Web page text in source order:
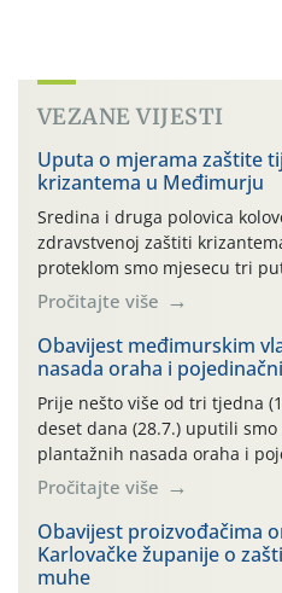
VEZANE VIJESTI
Uputa o mjerama zaštite
krizantema u Međimurju
Sredina i druga polovica
zdravstvenoj zaštiti
proteklom smo mjesecu tri
preventivnim mjerama zaštite
uzročnika bolesti, štetnika i
06.7.)! Na početku ovog
povijesno i ekstremno vruće
najviše temperature […]
Pročitajte više
Obavijest međimurskim
nasada oraha i
Prije nešto više od tri tjedna
deset dana (28.7.) uputili
plantažnih nasada oraha i
leta i ovogodišnjoj potrebi
orahove muhe (Rhagoletis
traje drugi ovogodišnji
izražen zadnja šest dana
temperature zraka
Pročitajte više
Obavijest proizvođačima
Karlovačke županije o
muhe